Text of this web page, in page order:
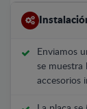
Enviamos
se muestra
accesorios